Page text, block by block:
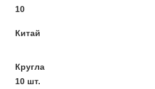
10
Китай
Кругла
10 шт.